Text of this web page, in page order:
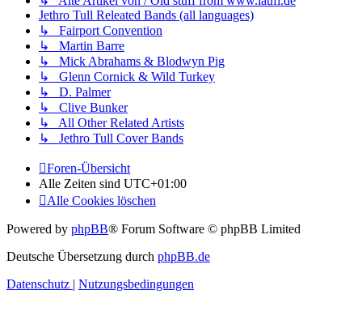
Jethro Tull Releated Bands (all languages)
↳ Fairport Convention
↳ Martin Barre
↳ Mick Abrahams & Blodwyn Pig
↳ Glenn Cornick & Wild Turkey
↳ D. Palmer
↳ Clive Bunker
↳ All Other Related Artists
↳ Jethro Tull Cover Bands
Foren-Übersicht
Alle Zeiten sind UTC+01:00
Alle Cookies löschen
Powered by phpBB® Forum Software © phpBB Limited
Deutsche Übersetzung durch phpBB.de
Datenschutz | Nutzungsbedingungen